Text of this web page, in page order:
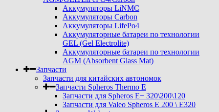
Аккумуляторы LiNMC
Аккумуляторы Carbon
Аккумуляторы LifePo4
Аккумуляторные батареи по технологии
GEL (Gel Electrolite)
Аккумуляторные батареи по технологии
AGM (Absorbent Glass Mat)
Запчасти
Запчасти для китайских автономок
Запчасти Spheros Thermo E
Запчасти для Spheros E+ 320\200\120
Запчасти для Valeo Spheros E 200 \ E320